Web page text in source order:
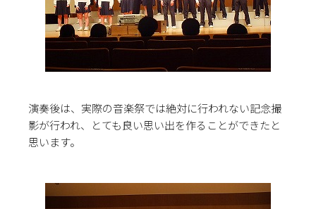
演奏後は、実際の音楽祭では絶対に行われない記念撮
影が行われ、とても良い思い出を作ることができたと
思います。